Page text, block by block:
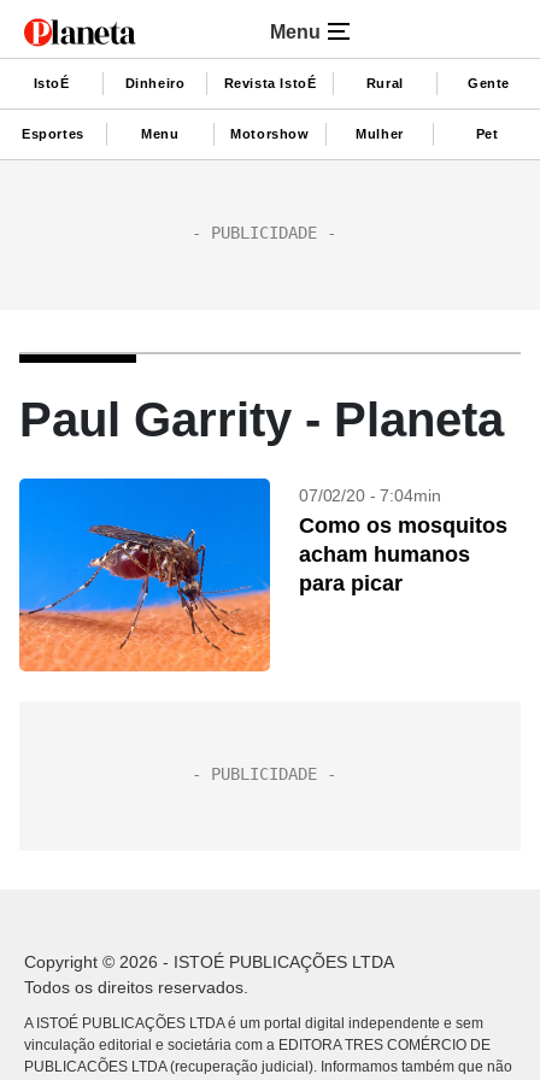
Menu
IstoÉ Dinheiro Revista IstoÉ Rural Gente
Esportes Menu Motorshow Mulher Pet
Paul Garrity - Planeta
07/02/20 - 7:04min
Como os mosquitos
acham humanos
para picar
Copyright © 2026 - ISTOÉ PUBLICAÇÕES LTDA
Todos os direitos reservados.
A ISTOÉ PUBLICAÇÕES LTDA é um portal digital independente e sem
vinculação editorial e societária com a EDITORA TRES COMÉRCIO DE
PUBLICACÕES LTDA (recuperação judicial). Informamos também que não